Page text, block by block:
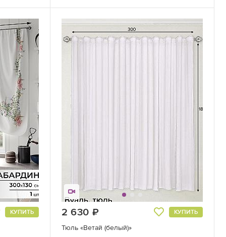
КУПИТЬ 2 630 КУПИТЬ
Тюль «Ветай (белый)»